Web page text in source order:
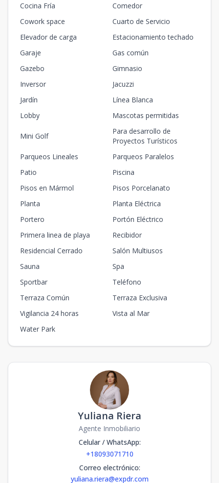
Cocina Fría
Comedor
Cowork space
Cuarto de Servicio
Elevador de carga
Estacionamiento techado
Garaje
Gas común
Gazebo
Gimnasio
Inversor
Jacuzzi
Jardín
Línea Blanca
Lobby
Mascotas permitidas
Mini Golf
Para desarrollo de
Proyectos Turísticos
Parqueos Lineales
Parqueos Paralelos
Patio
Piscina
Pisos en Mármol
Pisos Porcelanato
Planta
Planta Eléctrica
Portero
Portón Eléctrico
Primera linea de playa
Recibidor
Residencial Cerrado
Salón Multiusos
Sauna
Spa
Sportbar
Teléfono
Terraza Común
Terraza Exclusiva
Vigilancia 24 horas
Vista al Mar
Water Park
Yuliana Riera
Agente Inmobiliario
Celular / WhatsApp:
+18093071710
Correo electrónico:
yuliana.riera@expdr.com